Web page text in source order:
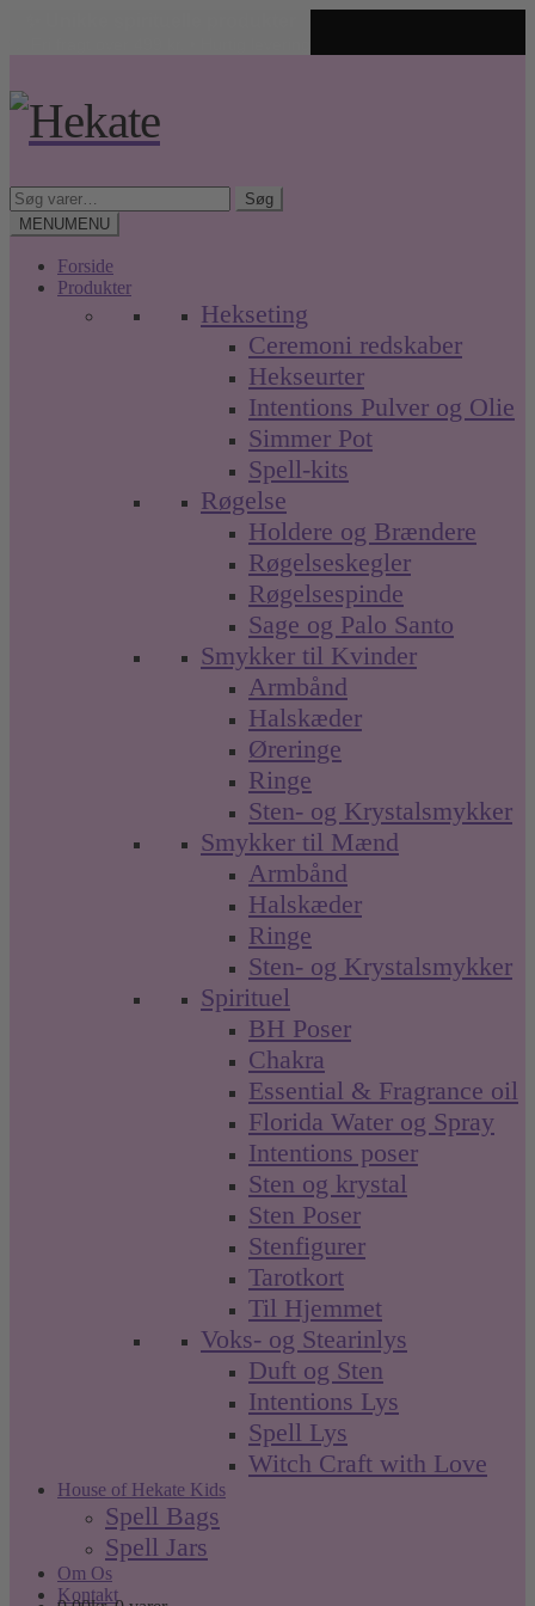
navigation
indhold
Søg
efter:
Søg
MENUMENU
Forside
Produkter
Hekseting
Ceremoni redskaber
Hekseurter
Intentions Pulver og Olie
Simmer Pot
Spell-kits
Røgelse
Holdere og Brændere
Røgelseskegler
Røgelsespinde
Sage og Palo Santo
Smykker til Kvinder
Armbånd
Halskæder
Øreringe
Ringe
Sten- og Krystalsmykker
Smykker til Mænd
Armbånd
Halskæder
Ringe
Sten- og Krystalsmykker
Spirituel
BH Poser
Chakra
Essential & Fragrance oil
Florida Water og Spray
Intentions poser
Sten og krystal
Sten Poser
Stenfigurer
Tarotkort
Til Hjemmet
Voks- og Stearinlys
Duft og Sten
Intentions Lys
Spell Lys
Witch Craft with Love
House of Hekate Kids
Spell Bags
Spell Jars
Om Os
Kontakt